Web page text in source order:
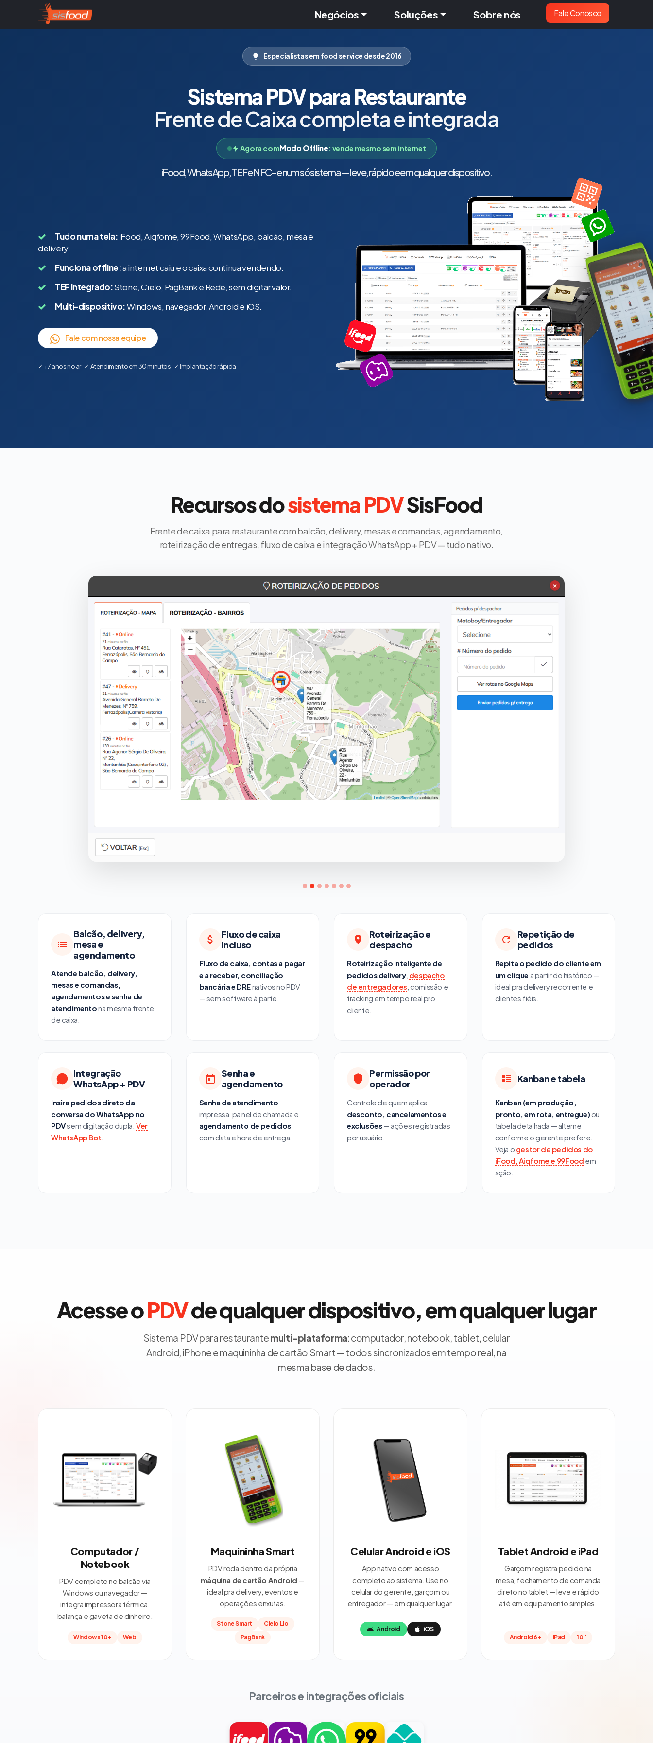
Negócios Soluções Sobre nós Fale Conosco
Especialistas em food service desde 2016
Sistema PDV para Restaurante
Frente de Caixa completa e integrada
Agora comModo Offline: vende mesmo sem internet
iFood, WhatsApp, TEF e NFC-e num só sistema — leve, rápido e em qualquer dispositivo.
Tudo numa tela:iFood, Aiqfome, 99Food, WhatsApp, balcão, mesa e
delivery.
Funciona offline:a internet caiu e o caixa continua vendendo.
TEF integrado:Stone, Cielo, PagBank e Rede, sem digitar valor.
Multi-dispositivo:Windows, navegador, Android e iOS.
Fale com nossa equipe
✓ +7 anos no ar ✓ Atendimento em 30 minutos ✓ Implantação rápida
Recursos dosistema PDVSisFood
Frente de caixa para restaurante com balcão, delivery, mesas e comandas, agendamento,
roteirização de entregas, fluxo de caixa e integração WhatsApp + PDV — tudo nativo.
Balcão, delivery,
mesa e
agendamento
Atende balcão, delivery,
mesas e comandas,
agendamentos e senha de
atendimentona mesma frente
de caixa.
Fluxo de caixa
incluso
Fluxo de caixa, contas a pagar
e a receber, conciliação
bancária e DREnativos no PDV
— sem software à parte.
Roteirização e
despacho
Roteirização inteligente de
pedidos delivery, despacho
de entregadores , comissão e
tracking em tempo real pro
cliente.
Repetição de
pedidos
Repita o pedido do cliente em
um clique a partir do histórico —
ideal pra delivery recorrente e
clientes fiéis.
Integração
WhatsApp + PDV
Insira pedidos direto da
conversa do WhatsApp no
PDVsem digitação dupla.Ver
WhatsApp Bot
Senha e
agendamento
Senha de atendimento
impressa, painel de chamada e
agendamento de pedidos
com data e hora de entrega.
Permissão por
operador
Controle de quem aplica
desconto, cancelamentos e
exclusões— ações registradas
por usuário.
Kanban e tabela
Kanban (em produção,
pronto, em rota, entregue) ou
tabela detalhada — alterne
conforme o gerente prefere.
Veja o gestor de pedidos do
iFood, Aiqfome e 99Food em
ação.
Acesse oPDVde qualquer dispositivo, em qualquer lugar
Sistema PDV para restaurantemulti-plataforma: computador, notebook, tablet, celular
Android, iPhone e maquininha de cartão Smart — todos sincronizados em tempo real, na
mesma base de dados.
Computador /
Notebook
PDV completo no balcão via
Windows ou navegador —
integra impressora térmica,
balança e gaveta de dinheiro.
Windows 10+ Web
Maquininha Smart
PDV roda dentro da própria
máquina de cartão Android —
ideal pra delivery, eventos e
operações enxutas.
Stone Smart
Cielo Lio
PagBank
Celular Android e iOS
App nativo com acesso
completo ao sistema. Use no
celular do gerente, garçom ou
entregador — em qualquer lugar.
Android iOS
Tablet Android e iPad
Garçom registra pedido na
mesa, fechamento de comanda
direto no tablet — leve e rápido
até em equipamento simples.
Android 6+ iPad 10''
Parceiros e integrações oficiais